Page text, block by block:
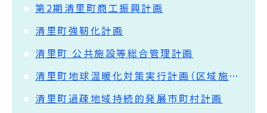
第2期清里町商工振興計画
清里町強靭化計画
清里町 公共施設等総合管理計画
清里町地球温暖化対策実行計画（区域施策編・事務事業編）について
清里町過疎地域持続的発展市町村計画